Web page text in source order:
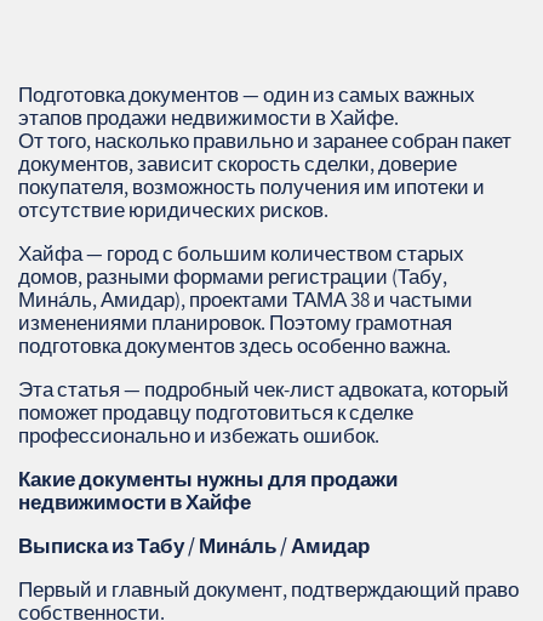
Подготовка документов — один из самых важных
этапов продажи недвижимости в Хайфе.
От того, насколько правильно и заранее собран пакет
документов, зависит скорость сделки, доверие
покупателя, возможность получения им ипотеки и
отсутствие юридических рисков.
Хайфа — город с большим количеством старых
домов, разными формами регистрации (Табу,
Мина́ль, Амидар), проектами ТАМА 38 и частыми
изменениями планировок. Поэтому грамотная
подготовка документов здесь особенно важна.
Эта статья — подробный чек‑лист адвоката, который
поможет продавцу подготовиться к сделке
профессионально и избежать ошибок.
Какие документы нужны для продажи
недвижимости в Хайфе
Выписка из Табу / Мина́ль / Амидар
Первый и главный документ, подтверждающий право
собственности.